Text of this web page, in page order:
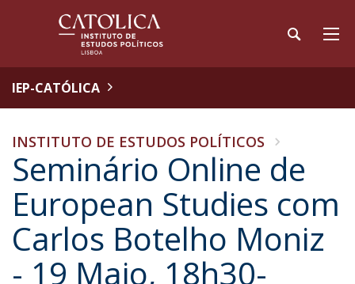
IEP-CATÓLICA
INSTITUTO DE ESTUDOS POLÍTICOS
Seminário Online de
European Studies com
Carlos Botelho Moniz
- 19 Maio, 18h30-